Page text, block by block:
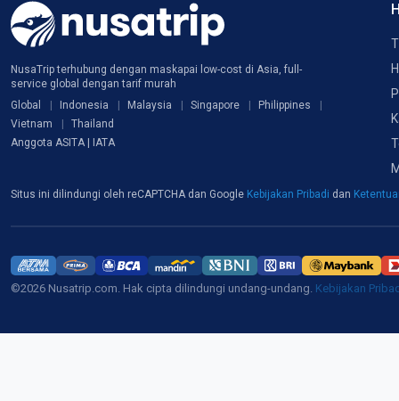
NusaTrip terhubung dengan maskapai low-cost di Asia, full-
service global dengan tarif murah
Global
Indonesia Malaysia Singapore
Philippines
Vietnam
Thailand
Anggota ASITA | IATA
Situs ini dilindungi oleh reCAPTCHA dan Google Kebijakan Pribadi dan
©2026 Nusatrip.com. Hak cipta dilindungi undang-undang. Kebijakan